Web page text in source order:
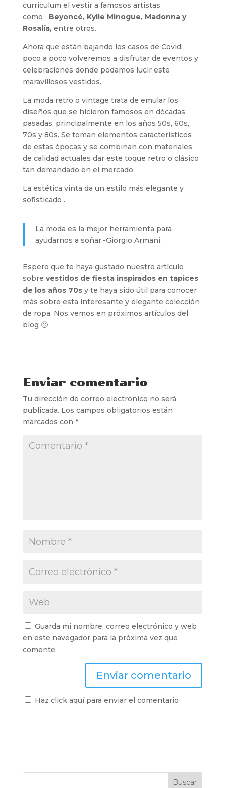
curriculum el vestir a famosos artistas
como
Beyoncé, Kylie Minogue, Madonna y
Rosalía,entre otros.
Ahora que están bajando los casos de Covid,
poco a poco volveremos a disfrutar de eventos y
celebraciones donde podamos lucir este
maravillosos vestidos.
La moda retro o vintage trata de emular los
diseños que se hicieron famosos en décadas
pasadas, principalmente en los años 50s, 60s,
70s y 80s. Se toman elementos característicos
de estas épocas y se combinan con materiales
de calidad actuales dar este toque retro o clásico
tan demandado en el mercado.
La estética vinta da un estilo más elegante y
sofisticado .
La moda es la mejor herramienta para
ayudarnos a soñar.-Giorgio Armani.
Espero que te haya gustado nuestro artículo
sobre vestidos de fiesta inspirados en tapices
de los años 70sy te haya sido útil para conocer
más sobre esta interesante y elegante colección
de ropa. Nos vemos en próximos artículos del
blog 🙂
Enviar comentario
Tu dirección de correo electrónico no será
publicada. Los campos obligatorios están
marcados con *
Guarda mi nombre, correo electrónico y web
en este navegador para la próxima vez que
comente.
Haz click aquí para enviar el comentario